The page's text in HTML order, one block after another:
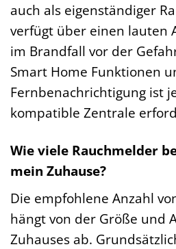
auch als eigenständiger
verfügt über einen lauten
im Brandfall vor der
Smart Home Funktionen
Fernbenachrichtigung ist
kompatible Zentrale
Wie viele Rauchmelder
mein Zuhause?
Die empfohlene Anzahl
hängt von der Größe und
Zuhauses ab.